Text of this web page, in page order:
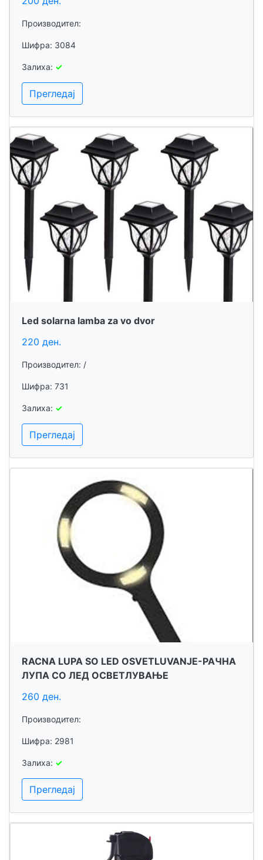
Производител:
Шифра: 3084
Залиха: ✓
Прегледај
Led solarna lamba za vo dvor
220 ден.
Производител: /
Шифра: 731
Залиха: ✓
Прегледај
RACNA LUPA SO LED OSVETLUVANJE-РАЧНА
ЛУПА СО ЛЕД ОСВЕТЛУВАЊЕ
260 ден.
Производител:
Шифра: 2981
Залиха: ✓
Прегледај